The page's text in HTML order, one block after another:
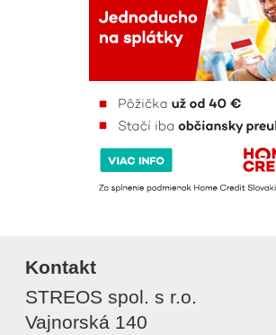
Kontakt
STREOS spol. s r.o.
Vajnorská 140